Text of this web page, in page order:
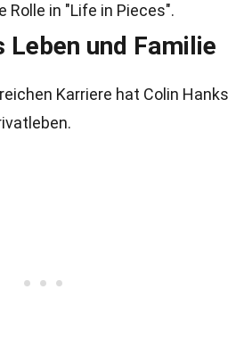
Rolle in "Life in Pieces".
Leben und Familie
Karriere hat Colin Hanks